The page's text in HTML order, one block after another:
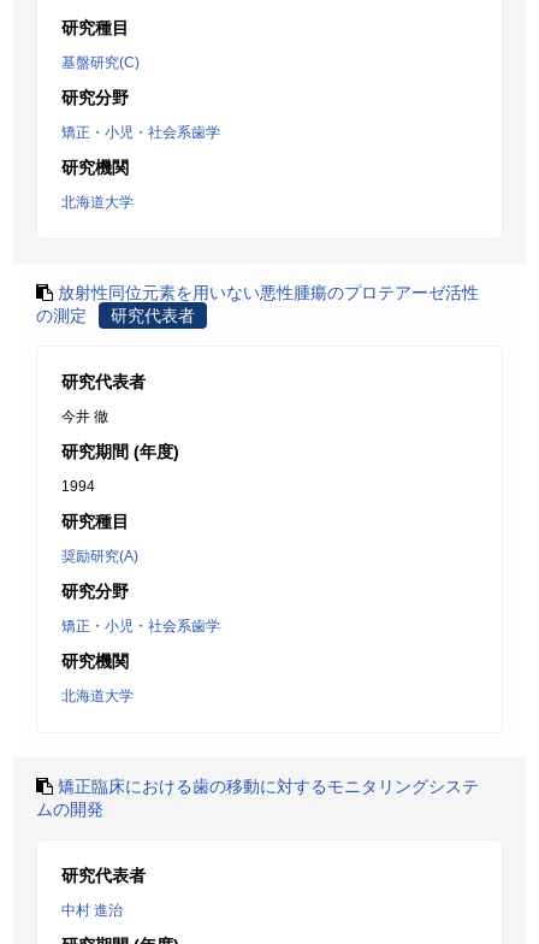
研究種目
基盤研究(C)
研究分野
矯正・小児・社会系歯学
研究機関
北海道大学
放射性同位元素を用いない悪性腫瘍のプロテアーゼ活性
の測定
研究代表者
研究代表者
今井 徹
研究期間 (年度)
1994
研究種目
奨励研究(A)
研究分野
矯正・小児・社会系歯学
研究機関
北海道大学
矯正臨床における歯の移動に対するモニタリングシステ
ムの開発
研究代表者
中村 進治